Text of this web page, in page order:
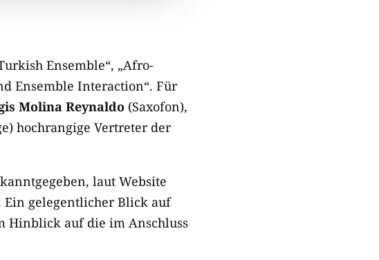
Ensemble“, „Afro-
Ensemble Interaction“. Für
Molina Reynaldo (Saxofon),
hochrangige Vertreter der
laut Website
gelegentlicher Blick auf
Hinblick auf die im Anschluss